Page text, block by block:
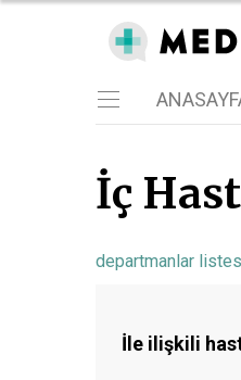
İç
departmanlar
İle ilişkili